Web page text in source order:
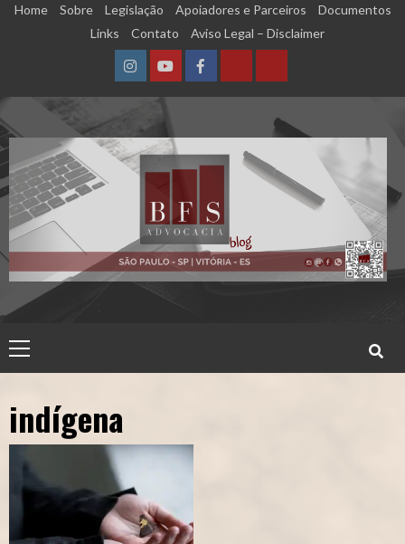
SkipHome Sobre Legislação Apoiadores e Parceiros
Documentos
Links
Contato Aviso Legal – Disclaimer
InstagramYouTubeFacebookCalculadora
Qualidade
de
Segurado
(INSS)
Calculadora
Tempo
de
Contribuição
Menu
indígena